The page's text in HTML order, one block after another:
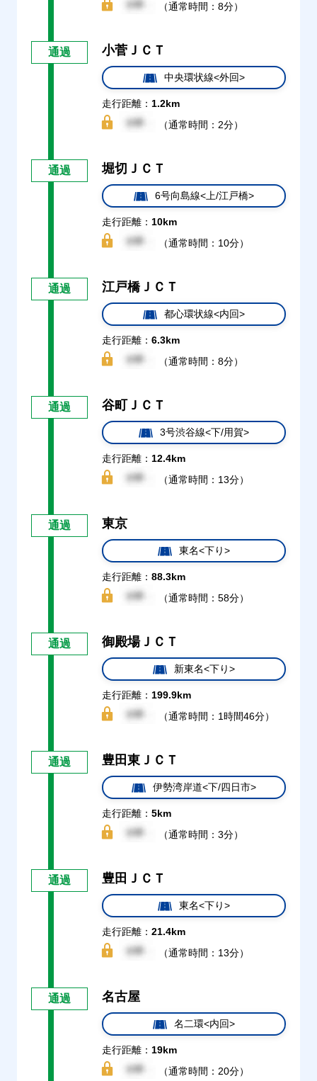
（通常時間：8分）
通過 小菅ＪＣＴ
中央環状線<外回>
走行距離： 1.2km
（通常時間：2分）
通過 堀切ＪＣＴ
6号向島線<上/江戸橋>
走行距離： 10km
（通常時間：10分）
通過 江戸橋ＪＣＴ
都心環状線<内回>
走行距離： 6.3km
（通常時間：8分）
通過 谷町ＪＣＴ
3号渋谷線<下/用賀>
走行距離： 12.4km
（通常時間：13分）
通過 東京
東名<下り>
走行距離： 88.3km
（通常時間：58分）
通過 御殿場ＪＣＴ
新東名<下り>
走行距離： 199.9km
（通常時間：1時間46分）
通過 豊田東ＪＣＴ
伊勢湾岸道<下/四日市>
走行距離： 5km
（通常時間：3分）
通過 豊田ＪＣＴ
東名<下り>
走行距離： 21.4km
（通常時間：13分）
通過 名古屋
名二環<内回>
走行距離： 19km
（通常時間：20分）